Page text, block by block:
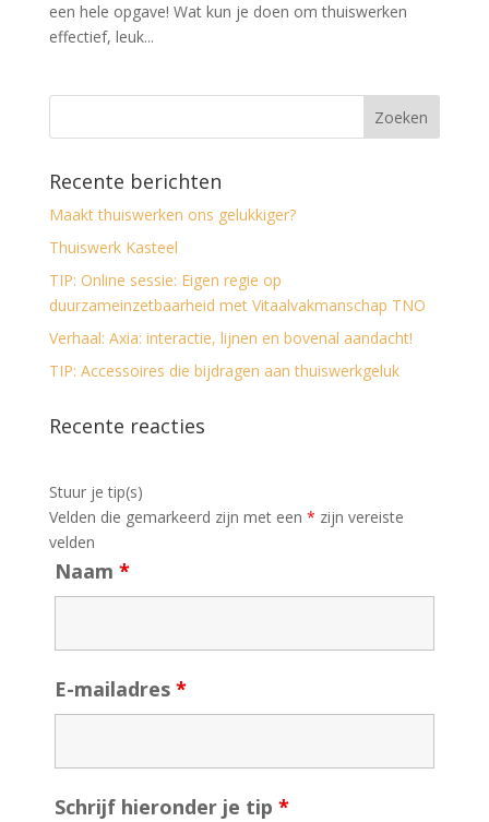
een hele opgave! Wat kun je doen om thuiswerken
effectief, leuk...
Recente berichten
Maakt thuiswerken ons gelukkiger?
Thuiswerk Kasteel
TIP: Online sessie: Eigen regie op
duurzameinzetbaarheid met Vitaalvakmanschap TNO
Verhaal: Axia: interactie, lijnen en bovenal aandacht!
TIP: Accessoires die bijdragen aan thuiswerkgeluk
Recente reacties
Stuur je tip(s)
Velden die gemarkeerd zijn met een * zijn vereiste
velden
Naam *
E-mailadres *
Schrijf hieronder je tip *